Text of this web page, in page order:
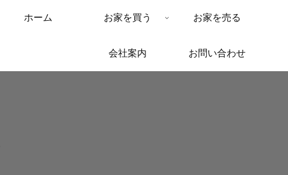
ホーム お家を買う お家を売る
会社案内 お問い合わせ